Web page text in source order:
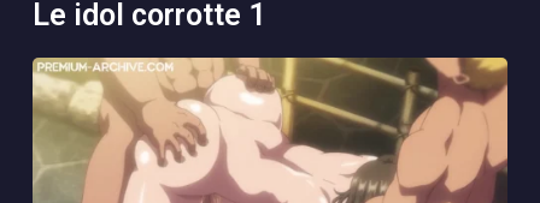
le idol corrotte 1